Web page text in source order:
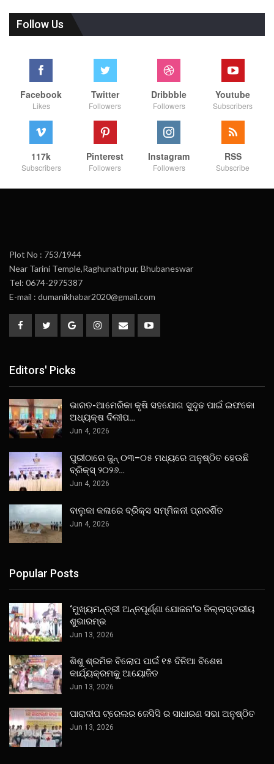
Follow Us
Facebook
Likes
Twitter
Followers
Dribbble
Followers
Youtube
Subscribers
117k
Subscribers
Pinterest
Followers
Instagram
Followers
RSS
Subscribe
Plot No : 753/1944
Near Tarini Temple,Raghunathpur, Bhubaneswar
Tel: 0674-2975387
E-mail : dumanikhabar2020@gmail.com
Editors' Picks
ଭାରତ-ଆମେରିକା କୃଷି ସହଯୋଗ ସୁଦୃଢ ପାଇଁ ଇଫକୋ
ଅଧ୍ୟକ୍ଷ ଦିଲୀପ…
Jun 4, 2026
ପୁରୀଠାରେ ଜୁନ୍ ୦୩–୦୫ ମଧ୍ୟରେ ଅନୁଷ୍ଠିତ ହେଉଛି
ବ୍ରିକ୍ସ୍ ୨୦୨୬…
Jun 4, 2026
ବାଲୁକା କଳାରେ ବ୍ରିକ୍ସ ସମ୍ମିଳନୀ ପ୍ରଦର୍ଶିତ
Jun 4, 2026
Popular Posts
‘ମୁଖ୍ୟମନ୍ତ୍ରୀ ଅନ୍ନପୂର୍ଣ୍ଣା ଯୋଜନା’ର ଜିଲ୍ଲାସ୍ତରୀୟ
ଶୁଭାରମ୍ଭ
Jun 13, 2026
ଶିଶୁ ଶ୍ରମିକ ବିଲୋପ ପାଇଁ ୧୫ ଦିନିଆ ବିଶେଷ
କାର୍ଯ୍ୟକ୍ରମକୁ ଆୟୋଜିତ
Jun 13, 2026
ପାରାଦୀପ ଟ୍ରେଲର ଜେସିସି ର ସାଧାରଣ ସଭା ଅନୁଷ୍ଠିତ
Jun 13, 2026